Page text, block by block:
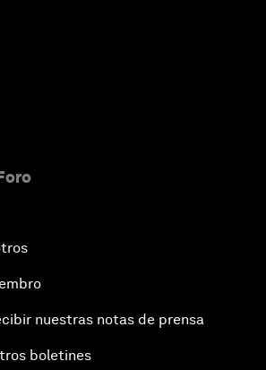
nuestras notas de prensa
boletines